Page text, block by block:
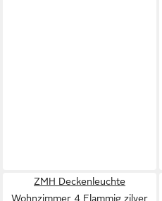
ZMH Deckenleuchte
Wohnzimmer 4 Flammig zilver